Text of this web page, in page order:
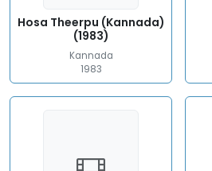
Hosa Theerpu (Kannada)
(1983)
Kannada
1983